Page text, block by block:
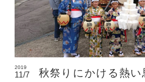
2019
11/7
秋祭りにかける熱い